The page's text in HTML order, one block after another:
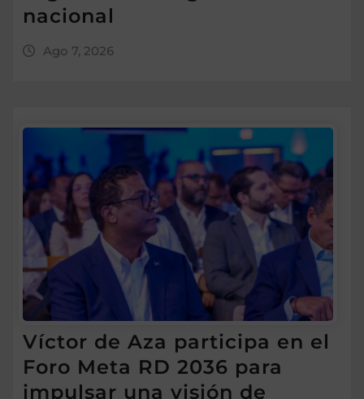
nacional
Ago 7, 2026
Víctor de Aza participa en el
Foro Meta RD 2036 para
impulsar una visión de